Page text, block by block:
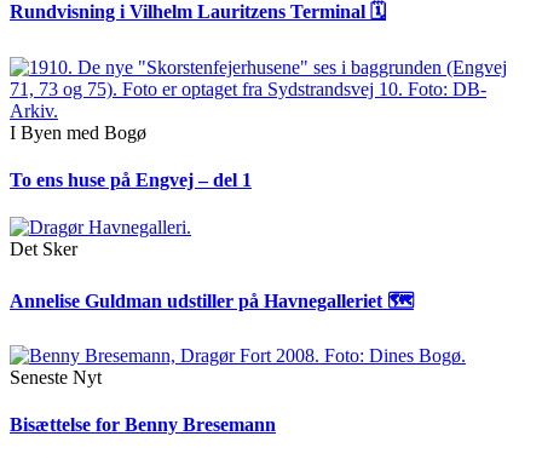
Rundvisning i Vilhelm Lauritzens Terminal 🗓
I Byen med Bogø
To ens huse på Engvej – del 1
Det Sker
Annelise Guldman udstiller på Havnegalleriet 🗺
Seneste Nyt
Bisættelse for Benny Bresemann